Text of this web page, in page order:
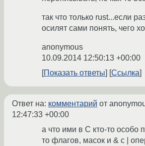
так что только rust...если
осилят сами понять, чего
anonymous
10.09.2014 12:50:13 +00:00
Показать ответы
Ссылка
Ответ на: комментарий от
12:47:33 +00:00
а что ими в С кто-то особо
то флагов, масок и & с |